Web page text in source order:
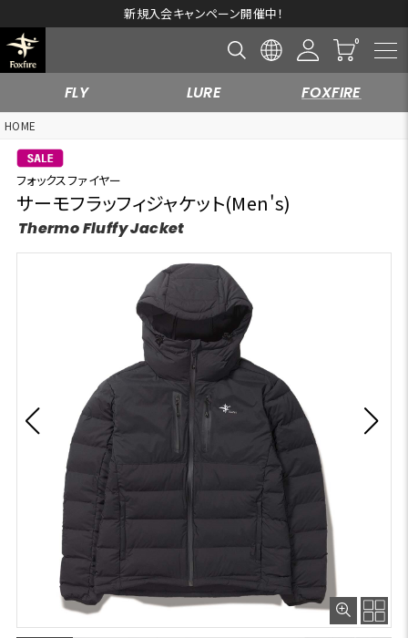
新規入会キャンペーン開催中！
FLY LURE FOXFIRE
HOME
フォックスファイヤー
サーモフラッフィジャケット(Men's)
Thermo Fluffy Jacket